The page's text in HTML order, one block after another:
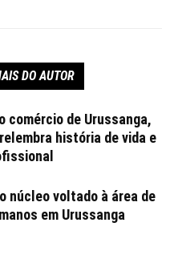
DO AUTOR
comércio de Urussanga,
história de vida e
núcleo voltado à área de
em Urussanga